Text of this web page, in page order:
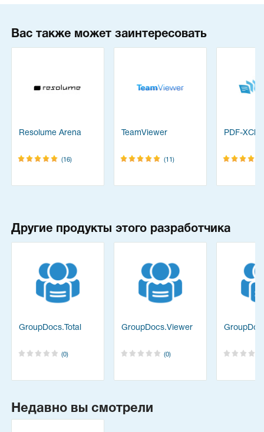
Вас также может заинтересовать
Resolume Arena
(16)
TeamViewer
(11)
PDF-
Другие продукты этого разработчика
GroupDocs.Total
(0)
GroupDocs.Viewer
(0)
Недавно вы смотрели